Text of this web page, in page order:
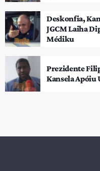
Deskonfia,
JGCM Laiha
Médiku
Prezidente
Kansela